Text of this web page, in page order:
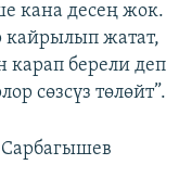
кана десең жок.
кайрылып жатат,
карап берели деп
сөзсүз төлөйт”.
Сарбагышев